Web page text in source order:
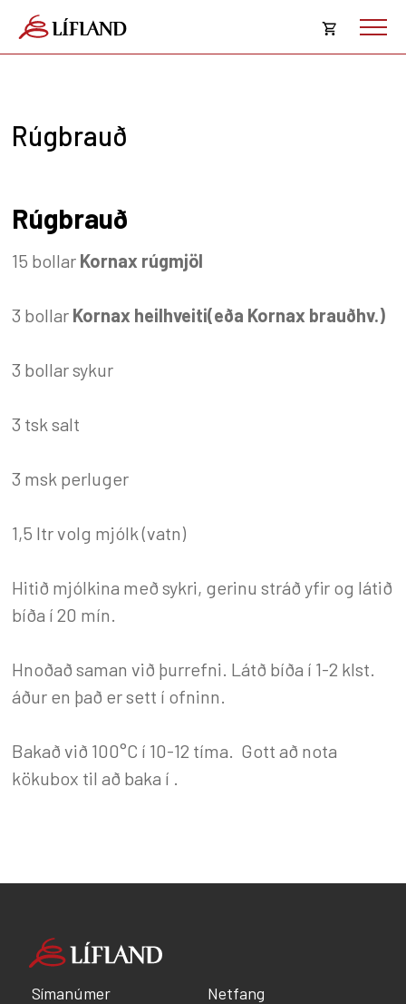
Opna
Rúgbrauð
Rúgbrauð
15 bollar Kornax rúgmjöl
3 bollar Kornax heilhveiti(eða Kornax brauðhv.)
3 bollar sykur
3 tsk salt
3 msk perluger
1,5 ltr volg mjólk (vatn)
Hitið mjólkina með sykri, gerinu stráð yfir og látið
bíða í 20 mín.
Hnoðað saman við þurrefni. Látð bíða í 1-2 klst.
áður en það er sett í ofninn.
Bakað við 100°C í 10-12 tíma. Gott að nota
kökubox til að baka í .
Símanúmer Netfang